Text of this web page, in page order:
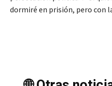
dormiré en prisión, pero con